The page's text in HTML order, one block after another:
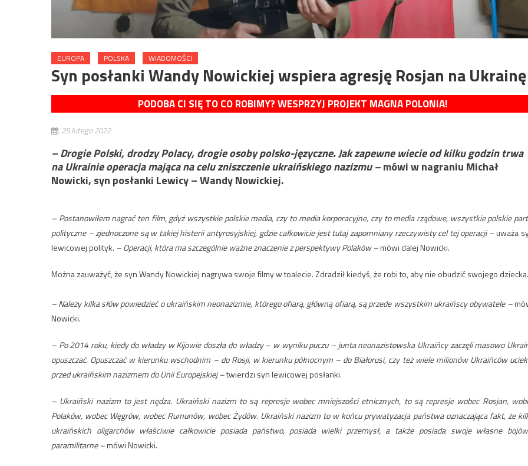
EUROPA POLSKA WIADOMOŚCI
Syn posłanki Wandy Nowickiej wspiera agresję Rosjan na Ukrainę
PODOBA CI SIĘ TO CO ROBIMY? WESPRZYJ PROJEKT MAGNA POLONIA!
25 lutego 2022
– Drogie Polski, drodzy Polacy, drogie osoby polsko-języczne. Jak zapewne wiecie od kilku godzin trwa
na Ukrainie operacja mająca na celu zniszczenie ukraińskiego nazizmu –mówi w nagraniu Michał
Nowicki, syn posłanki Lewicy – Wandy Nowickiej.
– Postanowiłem nagrać ten film, gdyż wszystkie polskie media, czy to media korporacyjne, czy to media rządowe, wszystkie polskie
polityczne – zjednoczone są w takiej histerii antyrosyjskiej, gdzie całkowicie jest tutaj zapomniany rzeczywisty cel tej operacji –uważa
lewicowej polityk. – Operacji, która ma szczególnie ważne znaczenie z perspektywy Polaków –mówi dalej Nowicki.
Można zauważyć, że syn Wandy Nowickiej nagrywa swoje filmy w toalecie. Zdradził kiedyś, że robi to, aby nie obudzić swojego dziecka.
– Należy kilka słów powiedzieć o ukraińskim neonazizmie, którego ofiarą, główną ofiarą, są przede wszystkim ukraińscy obywatele –
Nowicki.
– Po 2014 roku, kiedy do władzy w Kijowie doszła do władzy – w wyniku puczu – junta neonazistowska Ukraińcy zaczęli masowo
opuszczać. Opuszczać w kierunku wschodnim – do Rosji, w kierunku północnym – do Białorusi, czy też wiele milionów Ukraińców
przed ukraińskim nazizmem do Unii Europejskiej –twierdzi syn lewicowej posłanki.
– Ukraiński nazizm to jest nędza. Ukraiński nazizm to są represje wobec mniejszości etnicznych, to są represje wobec Rosjan,
Polaków, wobec Węgrów, wobec Rumunów, wobec Żydów. Ukraiński nazizm to w końcu prywatyzacja państwa oznaczająca fakt, że
ukraińskich oligarchów właściwie całkowicie posiada państwo, posiada wielki przemysł, a także posiada swoje własne
paramilitarne –mówi Nowicki.